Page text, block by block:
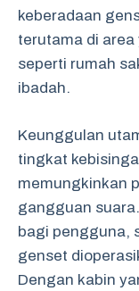
keberadaan
terutama di
seperti rumah
ibadah.
Keunggulan
tingkat
memungkinkan
gangguan
bagi pengguna,
genset
Dengan kabin